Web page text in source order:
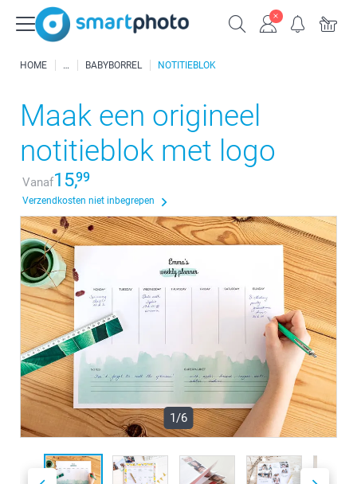
HOME BABYBORREL NOTITIEBLOK
Maak een origineel
notitieblok met logo
Vanaf15,99
Verzendkosten niet inbegrepen
1/6